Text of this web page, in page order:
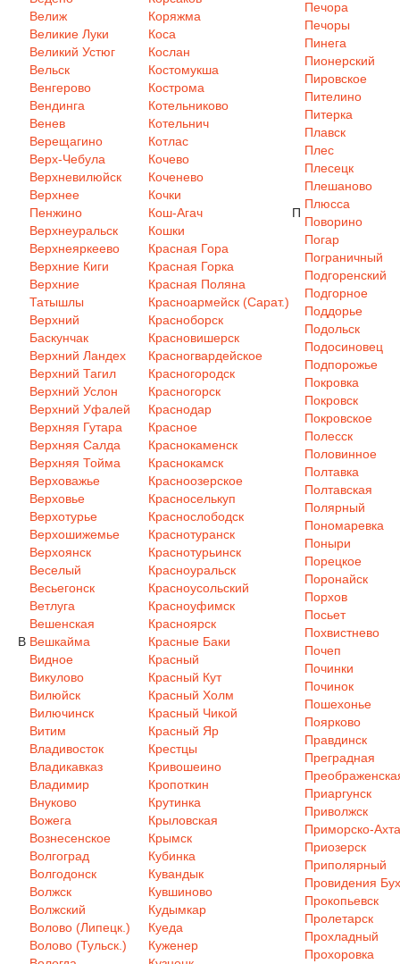
В
Велиж
Великие Луки
Великий Устюг
Вельск
Венгерово
Вендинга
Венев
Верещагино
Верх-Чебула
Верхневилюйск
Верхнее
Пенжино
Верхнеуральск
Верхнеяркеево
Верхние Киги
Верхние
Татышлы
Верхний
Баскунчак
Верхний Ландех
Верхний Тагил
Верхний Услон
Верхний Уфалей
Верхняя Гутара
Верхняя Салда
Верхняя Тойма
Верховажье
Верховье
Верхотурье
Верхошижемье
Верхоянск
Веселый
Весьегонск
Ветлуга
Вешенская
Вешкайма
Видное
Викулово
Вилюйск
Вилючинск
Витим
Владивосток
Владикавказ
Владимир
Внуково
Вожега
Вознесенское
Волгоград
Волгодонск
Волжск
Волжский
Волово (Липецк.)
Волово (Тульск.)
Коряжма
Коса
Кослан
Костомукша
Кострома
Котельниково
Котельнич
Котлас
Кочево
Коченево
Кочки
Кош-Агач
Кошки
Красная Гора
Красная Горка
Красная Поляна
Красноармейск (Сарат.)
Красноборск
Красновишерск
Красногвардейское
Красногородск
Красногорск
Краснодар
Красное
Краснокаменск
Краснокамск
Красноозерское
Красноселькуп
Краснослободск
Краснотуранск
Краснотурьинск
Красноуральск
Красноусольский
Красноуфимск
Красноярск
Красные Баки
Красный
Красный Кут
Красный Холм
Красный Чикой
Красный Яр
Крестцы
Кривошеино
Кропоткин
Крутинка
Крыловская
Крымск
Кубинка
Кувандык
Кувшиново
Кудымкар
Куеда
Куженер
П
Печора
Печоры
Пинега
Пионерский
Пировское
Пителино
Питерка
Плавск
Плес
Плесецк
Плешаново
Плюсса
Поворино
Погар
Пограничный
Подгоренский
Подгорное
Поддорье
Подольск
Подосиновец
Подпорожье
Покровка
Покровск
Покровское
Полесск
Половинное
Полтавка
Полтавская
Полярный
Пономаревка
Поныри
Порецкое
Поронайск
Порхов
Посьет
Похвистнево
Почеп
Починки
Починок
Пошехонье
Поярково
Правдинск
Преградная
Приаргунск
Приволжск
Приморско-
Приозерск
Приполярный
Провидения
Прокопьевск
Пролетарск
Прохладный
Прохоровка